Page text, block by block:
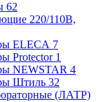
62
220/110В,
ELECA 7
Protector 1
NEWSTAR 4
Штиль 32
(ЛАТР)